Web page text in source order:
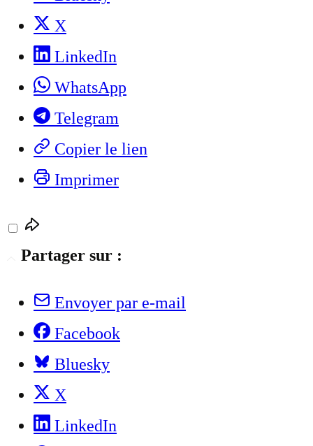
X
LinkedIn
WhatsApp
Telegram
Copier le lien
Imprimer
Partager sur :
Envoyer par e-mail
Facebook
Bluesky
X
LinkedIn